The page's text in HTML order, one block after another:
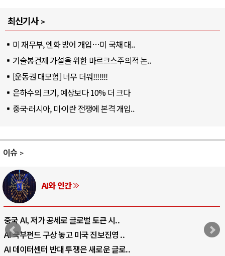
최신기사
미 재무부, 엔화 방어 개입…미 국채 대..
기술봉건제 가설을 위한 마르크스주의적 논..
[운동권 대모험] 너무 더워!!!!!!!
은하수의 크기, 예상보다 10% 더 크다
중국·러시아, 미·이란 전쟁에 본격 개입..
이슈
AI와 인간
중국 AI, 저가 공세로 글로벌 토큰 시..
AI 국부펀드 구상 놓고 미국 진보진영 ..
AI 데이터센터 반대 투쟁은 새로운 글로..